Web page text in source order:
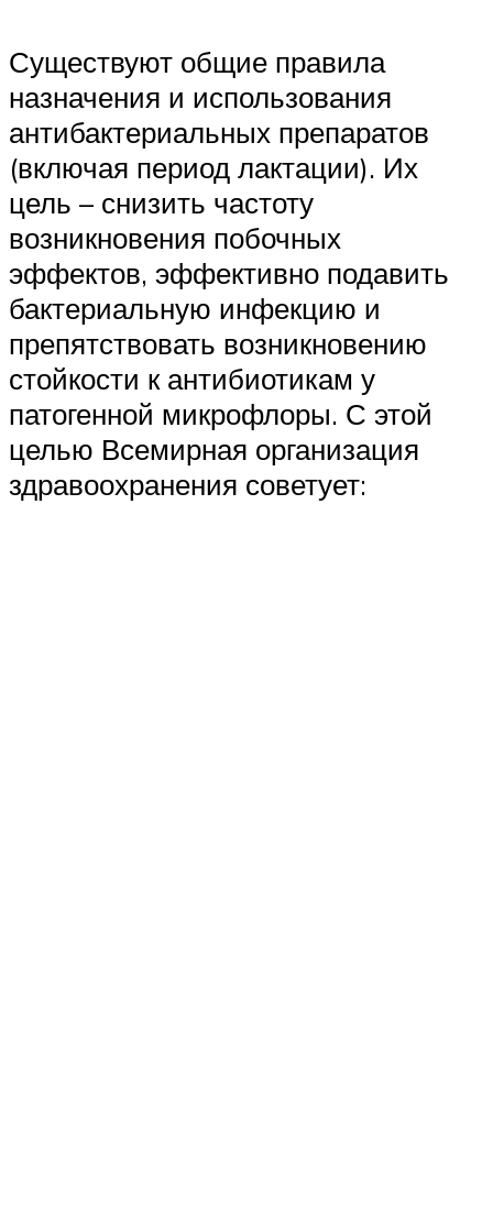
Существуют общие правила
назначения и использования
антибактериальных препаратов
(включая период лактации). Их
цель – снизить частоту
возникновения побочных
эффектов, эффективно подавить
бактериальную инфекцию и
препятствовать возникновению
стойкости к антибиотикам у
патогенной микрофлоры. С этой
целью Всемирная организация
здравоохранения советует: